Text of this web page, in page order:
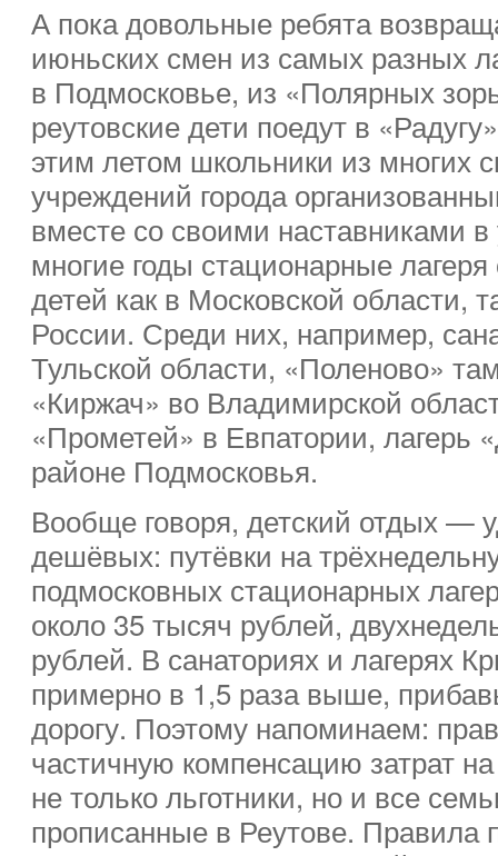
А пока довольные ребята
июньских смен из самых разных
в Подмосковье, из «Полярных
реутовские дети поедут в
этим летом школьники из многих
учреждений города
вместе со своими наставниками
многие годы стационарные
детей как в Московской области,
России. Среди них, например,
Тульской области, «Поленово»
«Киржач» во Владимирской
«Прометей» в Евпатории, лагерь
районе Подмосковья.
Вообще говоря, детский отдых —
дешёвых: путёвки на
подмосковных стационарных
около 35 тысяч рублей,
рублей. В санаториях и лагерях
примерно в 1,5 раза выше,
дорогу. Поэтому напоминаем:
частичную компенсацию затрат
не только льготники, но и все
прописанные в Реутове. Правила